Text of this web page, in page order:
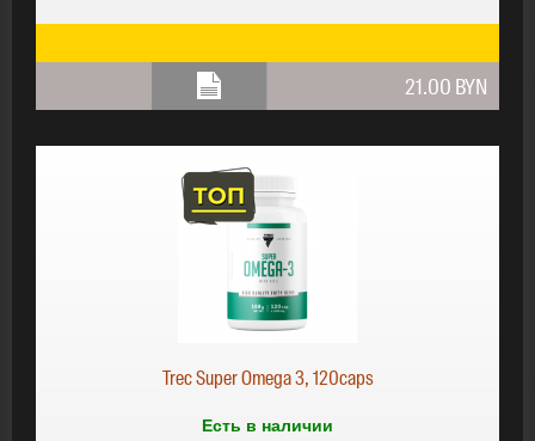
21.00 BYN
Trec Super Omega 3, 120caps
Есть в наличии